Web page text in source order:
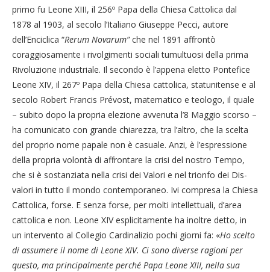
primo fu Leone XIII, il 256º Papa della Chiesa Cattolica dal
1878 al 1903, al secolo l’Italiano Giuseppe Pecci, autore
dell’Enciclica “Rerum Novarum”che nel 1891 affrontò
coraggiosamente i rivolgimenti sociali tumultuosi della prima
Rivoluzione industriale. Il secondo è l’appena eletto Pontefice
Leone XIV, il 267º Papa della Chiesa cattolica, statunitense e al
secolo Robert Francis Prévost, matematico e teologo, il quale
– subito dopo la propria elezione avvenuta l’8 Maggio scorso –
ha comunicato con grande chiarezza, tra l’altro, che la scelta
del proprio nome papale non è casuale. Anzi, è l’espressione
della propria volontà di affrontare la crisi del nostro Tempo,
che si è sostanziata nella crisi dei Valori e nel trionfo dei Dis-
valori in tutto il mondo contemporaneo. Ivi compresa la Chiesa
Cattolica, forse. E senza forse, per molti intellettuali, d’area
cattolica e non. Leone XIV esplicitamente ha inoltre detto, in
un intervento al Collegio Cardinalizio pochi giorni fa: «Ho scelto
di assumere il nome di Leone XIV. Ci sono diverse ragioni per
questo, ma principalmente perché Papa Leone XIII, nella sua